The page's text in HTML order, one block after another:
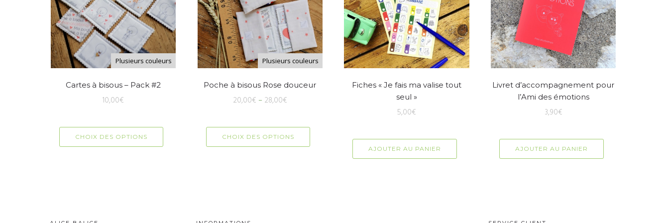
Plusieurs couleurs
Cartes à bisous – Pack #2
10,00€
CHOIX DES OPTIONS
Plusieurs couleurs
Poche à bisous Rose douceur
20,00€ – 28,00€
CHOIX DES OPTIONS
Fiches « Je fais ma valise tout
seul »
5,00€
AJOUTER AU PANIER
Livret d’accompagnement pour
l’Ami des émotions
3,90€
AJOUTER AU PANIER